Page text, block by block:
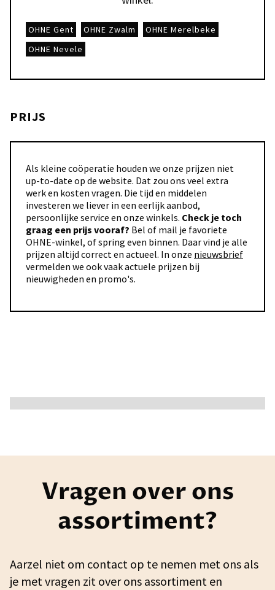
OHNE Gent OHNE Zwalm
OHNE Merelbeke
OHNE Nevele
PRIJS
Als kleine coöperatie houden we onze prijzen niet
up-to-date op de website. Dat zou ons veel extra
werk en kosten vragen. Die tijd en middelen
investeren we liever in een eerlijk aanbod,
persoonlijke service en onze winkels. Check je toch
graag een prijs vooraf? Bel of mail je favoriete
OHNE-winkel, of spring even binnen. Daar vind je alle
prijzen altijd correct en actueel. In onze nieuwsbrief
vermelden we ook vaak actuele prijzen bij
nieuwigheden en promo's.
Vragen over ons
assortiment?
Aarzel niet om contact op te nemen met ons als
je met vragen zit over ons assortiment en